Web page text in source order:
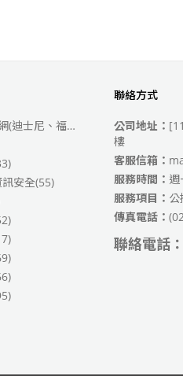
、福斯、索尼)
(349)
安全(55)
聯絡方式
公司地址：
樓
客服信箱：
服務時間：
服務項目： 公
傳真電話：
聯絡電話：